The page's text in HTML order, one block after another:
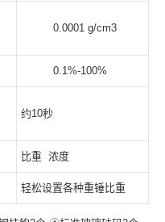
0.0001 g/cm3
0.1%-100%
约10秒
比重 浓度
轻松设置各种重锤比重